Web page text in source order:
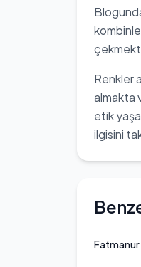
Renkler
almakta
etik
ilgisini